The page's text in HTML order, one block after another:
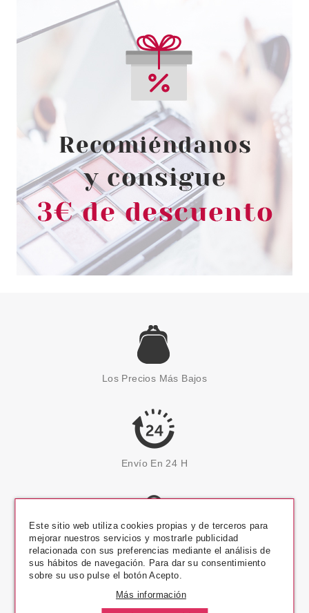
Los Precios Más Bajos
Envío En 24 H
Pago Seguro
Este sitio web utiliza cookies propias y de terceros para
mejorar nuestros servicios y mostrarle publicidad
relacionada con sus preferencias mediante el análisis de
sus hábitos de navegación. Para dar su consentimiento
sobre su uso pulse el botón Acepto.
Más información